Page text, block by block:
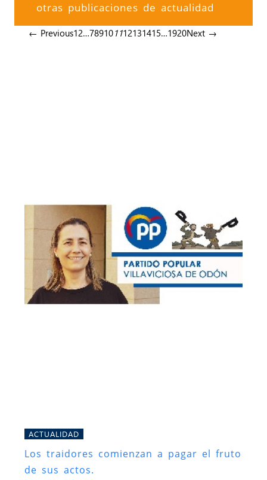
otras publicaciones de actualidad
← Previous12…789101112131415…1920Next →
ACTUALIDAD
Los traidores comienzan a pagar el fruto
de sus actos.